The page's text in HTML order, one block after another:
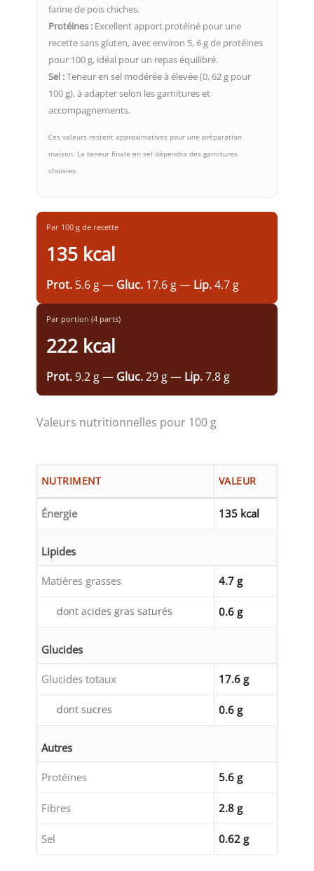
farine de pois chiches.
Protéines : Excellent apport protéiné pour une
recette sans gluten, avec environ 5, 6 g de protéines
pour 100 g, idéal pour un repas équilibré.
Sel :Teneur en sel modérée à élevée (0, 62 g pour
100 g), à adapter selon les garnitures et
accompagnements.
Ces valeurs restent approximatives pour une préparation
maison. La teneur finale en sel dépendra des garnitures
choisies.
Par 100 g de recette
135 kcal
Prot. 5.6 g — Gluc. 17.6 g — Lip.4.7 g
Par portion (4 parts)
222 kcal
Prot.9.2 g — Gluc.29 g — Lip.7.8 g
Valeurs nutritionnelles pour 100 g
NUTRIMENT VALEUR
Énergie 135 kcal
Lipides
Matières grasses 4.7 g
dont acides gras saturés 0.6 g
Glucides
Glucides totaux 17.6 g
dont sucres 0.6 g
Autres
Protéines 5.6 g
Fibres 2.8 g
Sel 0.62 g